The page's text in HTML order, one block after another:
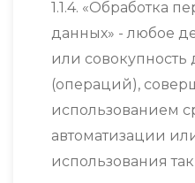
1.1.4. «Обработка
данных» - любое
или совокупность
(операций),
использованием
автоматизации
использования